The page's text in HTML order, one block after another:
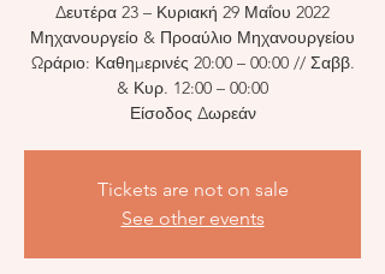
Δευτέρα 23 – Κυριακή 29 Μαΐου 2022
Μηχανουργείο & Προαύλιο Μηχανουργείου
Ωράριο: Καθημερινές 20:00 – 00:00 // Σαββ.
& Κυρ. 12:00 – 00:00
Είσοδος Δωρεάν
Tickets are not on sale
See other events